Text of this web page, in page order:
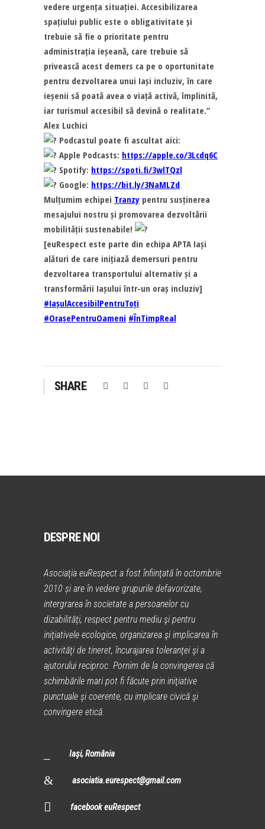
vedere urgența situației. Accesibilizarea
spațiului public este o obligativitate și
trebuie să fie o prioritate pentru
administrația ieșeană, care trebuie să
privească acest demers ca pe o oportunitate
pentru dezvoltarea unui Iași incluziv, în care
ieșenii să poată avea o viață activă, împlinită,
iar turismul accesibil să devină o realitate.”
Alex Luchici
Podcastul poate fi ascultat aici:
Apple Podcasts: https://apple.co/3Lcdq6C
Spotify: https://spoti.fi/3wlTQzl
Google: https://bit.ly/3NaMLZd
Mulțumim echipei Tranzy pentru susținerea
mesajului nostru și promovarea dezvoltării
mobilității sustenabile!
[euRespect este parte din echipa APTA Iași
alături de care inițiază demersuri pentru
dezvoltarea transportului alternativ și a
transformării Iașului într-un oraș incluziv]
#IașulAccesibilPentruToți
#OrașePentruOameni #ÎnTimpReal
SHARE
DESPRE NOI
Asociaţia euRespect a fost înfiinţată în octombrie
2010 și are în vedere grupurile defavorizate,
intergrarea în societate a persoanelor cu
dizabilităţi, respect pentru mediu şi pentru
iniţiativele ecologice, organizarea şi implicarea în
activităţi de tineret, încurajarea toleranţei şi a
ajutorului reciproc. Pornim de la convingerea că
schimbările mari pot fi făcute prin iniţiative
punctuale şi coerente, cu implicare civică şi
convingere etică.
Iași, România
asociatia.eurespect@gmail.com
facebook euRespect